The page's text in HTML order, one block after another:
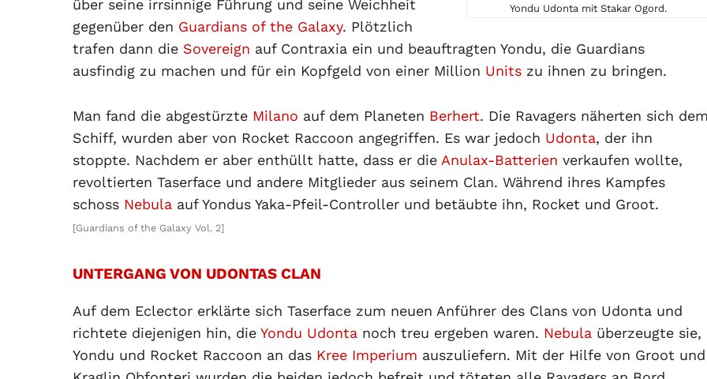
Yondu Udonta mit Stakar Ogord.
über seine irrsinnige Führung und seine Weichheit
gegenüber den Guardians of the Galaxy. Plötzlich
trafen dann die Sovereign auf Contraxia ein und beauftragten Yondu, die Guardians
ausfindig zu machen und für ein Kopfgeld von einer Million Units zu ihnen zu bringen.
Man fand die abgestürzte Milano auf dem Planeten Berhert. Die Ravagers näherten sich
Schiff, wurden aber von Rocket Raccoon angegriffen. Es war jedoch Udonta, der ihn
stoppte. Nachdem er aber enthüllt hatte, dass er die Anulax-Batterien verkaufen wollte,
revoltierten Taserface und andere Mitglieder aus seinem Clan. Während ihres Kampfes
schoss Nebula auf Yondus Yaka-Pfeil-Controller und betäubte ihn, Rocket und Groot.
[Guardians of the Galaxy Vol. 2]
UNTERGANG VON UDONTAS CLAN
Auf dem Eclector erklärte sich Taserface zum neuen Anführer des Clans von Udonta und
richtete diejenigen hin, die Yondu Udonta noch treu ergeben waren. Nebula überzeugte sie,
Yondu und Rocket Raccoon an das Kree Imperium auszuliefern. Mit der Hilfe von Groot und